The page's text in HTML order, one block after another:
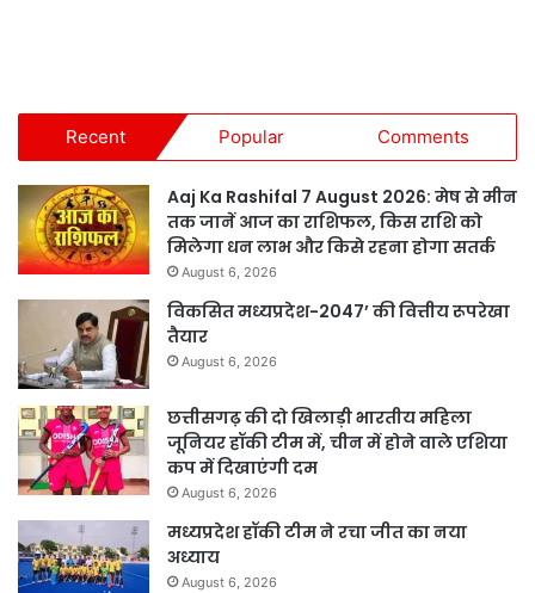
Recent Popular Comments
Aaj Ka Rashifal 7 August 2026: मेष से मीन
तक जानें आज का राशिफल, किस राशि को
मिलेगा धन लाभ और किसे रहना होगा सतर्क
August 6, 2026
विकसित मध्यप्रदेश-2047’ की वित्तीय रूपरेखा
तैयार
August 6, 2026
छत्तीसगढ़ की दो खिलाड़ी भारतीय महिला
जूनियर हॉकी टीम में, चीन में होने वाले एशिया
कप में दिखाएंगी दम
August 6, 2026
मध्यप्रदेश हॉकी टीम ने रचा जीत का नया
अध्याय
August 6, 2026